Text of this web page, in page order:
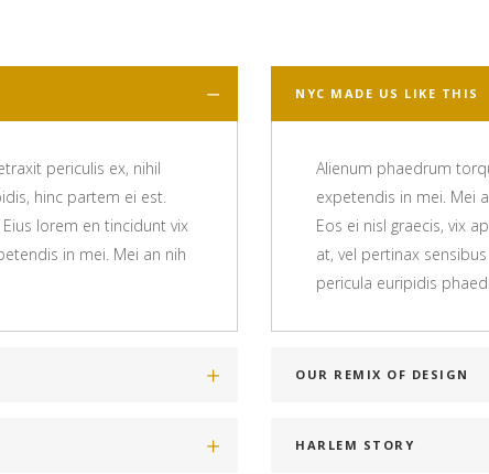
periculis ex, nihil
hinc partem ei est.
lorem en tincidunt vix
in mei. Mei an nih
NYC MADE US LIKE THIS
Alienum phaedrum
expetendis in mei. Mei
Eos ei nisl graecis, vix
at, vel pertinax
pericula euripidis
OUR REMIX OF DESIGN
HARLEM STORY